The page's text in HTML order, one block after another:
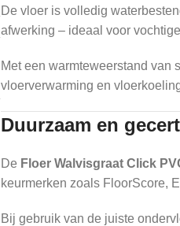
De vloer is volledig
afwerking – ideaal voor
Met een warmteweerstand van
vloerverwarming en
Duurzaam en
De Floer Walvisgraat Click
keurmerken zoals FloorScore,
Bij gebruik van de juiste